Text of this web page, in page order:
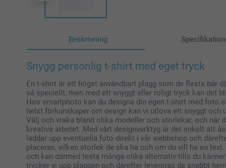
Beskrivning
Snygg personlig t-shirt med eget tryck
En t-shirt är ett högst användbart plagg som de flesta bär
så speciellt, men med ett snyggt eller roligt tryck kan det
Hos smartphoto kan du designa din egen t-shirt med foto
helst förkunskaper om design kan vi utlova ett snyggt och
Välj och vraka bland olika modeller och storlekar, och när
kreativa arbetet. Med vårt designverktyg är det enkelt att
laddar upp eventuella foto direkt i vår webbshop och
placeras, vilken storlek de ska ha och om du vill ha en
och kan därmed testa många olika alternativ tills du
trycker vi upp plaggen och därefter levereras de snabbt